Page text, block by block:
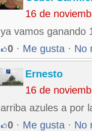
16 de
ya vamos ganando
0 · Me gusta · No
Ernesto
16 de
arriba azules a por
0 · Me gusta · No